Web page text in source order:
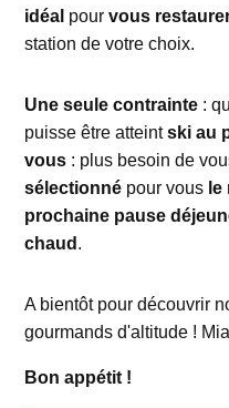
idéal pourvous
station de votre choix.
Une seule contrainte :
puisse être atteintski au
vous : plus besoin de
sélectionné pour vous
prochaine pause
chaud .
A bientôt pour découvrir
gourmands d'altitude !
Bon appétit !